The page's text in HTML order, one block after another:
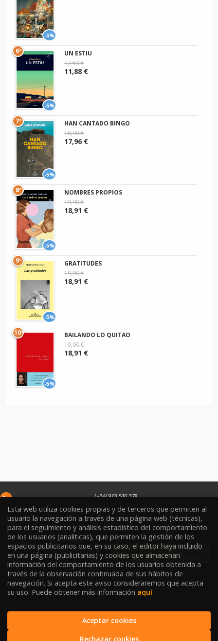
-5%
-5%
6º
UN ESTIU
12,50 €
11,88 €
-5%
7º
HAN CANTADO BINGO
18,90 €
17,96 €
-5%
8º
NOMBRES PROPIOS
19,90 €
18,91 €
-5%
9º
GRATITUDES
19,90 €
18,91 €
-5%
10º
BAILANDO LO QUITAO
19,90 €
18,91 €
(+34) 963 510 378
infoweb@libreriasoriano.com
C/ Xàtiva 15
46002 Valencia España
Condiciones de venta
Política de Protección de Datos
Esta web utiliza cookies propias y de terceros que permiten al
usuario la navegación a través de una página web (técnicas),
para el seguimiento y análisis estadístico del comportamiento
de los usuarios (analíticas), que permiten la gestión de los
espacios publicitarios que, en su caso, el editor haya incluido
en una página (publicitarias) y cookies que almacenan
información del comportamiento de los usuarios obtenida a
través de la observación continuada de sus hábitos de
navegación. Si acepta este aviso consideraremos que acepta
su uso. Puede obtener más información aquí.
Rechazar cookies
Aceptar cookies